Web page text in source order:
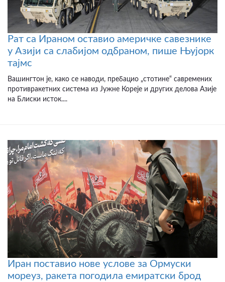
Рат са Ираном оставио америчке савезнике
у Азији са слабијом одбраном, пише Њујорк
тајмс
Вашингтон је, како се наводи, пребацио „стотине“ савремених
противракетних система из Јужне Кореје и других делова Азије
на Блиски исток....
Иран поставио нове услове за Ормуски
мореуз, ракета погодила емиратски брод